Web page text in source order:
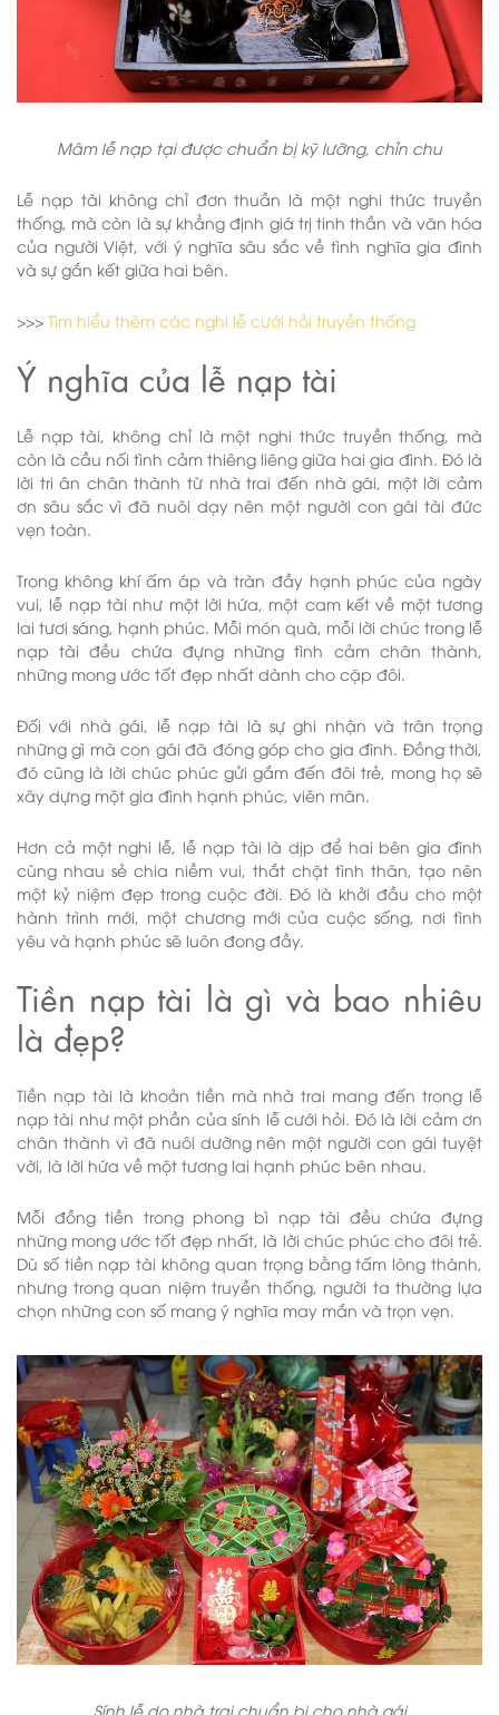
Mâm lễ nạp tại được chuẩn bị kỹ lưỡng, chỉn chu
Lễ nạp tài không chỉ đơn thuần là một nghi thức truyền
thống, mà còn là sự khẳng định giá trị tinh thần và văn hóa
của người Việt, với ý nghĩa sâu sắc về tình nghĩa gia đình
và sự gắn kết giữa hai bên.
>>> Tìm hiểu thêm các nghi lễ cưới hỏi truyền thống
Ý nghĩa của lễ nạp tài
Lễ nạp tài, không chỉ là một nghi thức truyền thống, mà
còn là cầu nối tình cảm thiêng liêng giữa hai gia đình. Đó là
lời tri ân chân thành từ nhà trai đến nhà gái, một lời cảm
ơn sâu sắc vì đã nuôi dạy nên một người con gái tài đức
vẹn toàn.
Trong không khí ấm áp và tràn đầy hạnh phúc của ngày
vui, lễ nạp tài như một lời hứa, một cam kết về một tương
lai tươi sáng, hạnh phúc. Mỗi món quà, mỗi lời chúc trong lễ
nạp tài đều chứa đựng những tình cảm chân thành,
những mong ước tốt đẹp nhất dành cho cặp đôi.
Đối với nhà gái, lễ nạp tài là sự ghi nhận và trân trọng
những gì mà con gái đã đóng góp cho gia đình. Đồng thời,
đó cũng là lời chúc phúc gửi gắm đến đôi trẻ, mong họ sẽ
xây dựng một gia đình hạnh phúc, viên mãn.
Hơn cả một nghi lễ, lễ nạp tài là dịp để hai bên gia đình
cùng nhau sẻ chia niềm vui, thắt chặt tình thân, tạo nên
một kỷ niệm đẹp trong cuộc đời. Đó là khởi đầu cho một
hành trình mới, một chương mới của cuộc sống, nơi tình
yêu và hạnh phúc sẽ luôn đong đầy.
Tiền nạp tài là gì và bao nhiêu
là đẹp?
Tiền nạp tài là khoản tiền mà nhà trai mang đến trong lễ
nạp tài như một phần của sính lễ cưới hỏi. Đó là lời cảm ơn
chân thành vì đã nuôi dưỡng nên một người con gái tuyệt
vời, là lời hứa về một tương lai hạnh phúc bên nhau.
Mỗi đồng tiền trong phong bì nạp tài đều chứa đựng
những mong ước tốt đẹp nhất, là lời chúc phúc cho đôi trẻ.
Dù số tiền nạp tài không quan trọng bằng tấm lòng thành,
nhưng trong quan niệm truyền thống, người ta thường lựa
chọn những con số mang ý nghĩa may mắn và trọn vẹn.
Sính lễ do nhà trai chuẩn bị cho nhà gái